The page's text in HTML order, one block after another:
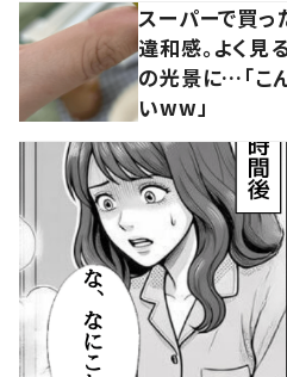
スーパーで買っ
違和感。よく見
の光景に…「こん
いww」